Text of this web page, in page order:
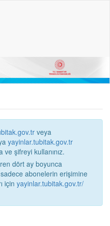
veya
yayinlar.tubitak.gov.tr
ve şifreyi kullanınız.
dört ay boyunca
abonelerin erişimine
için yayinlar.tubitak.gov.tr/